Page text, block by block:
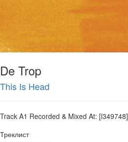
De Trop
This Is Head
Track A1 Recorded & Mixed At: [l349748]
Треклист